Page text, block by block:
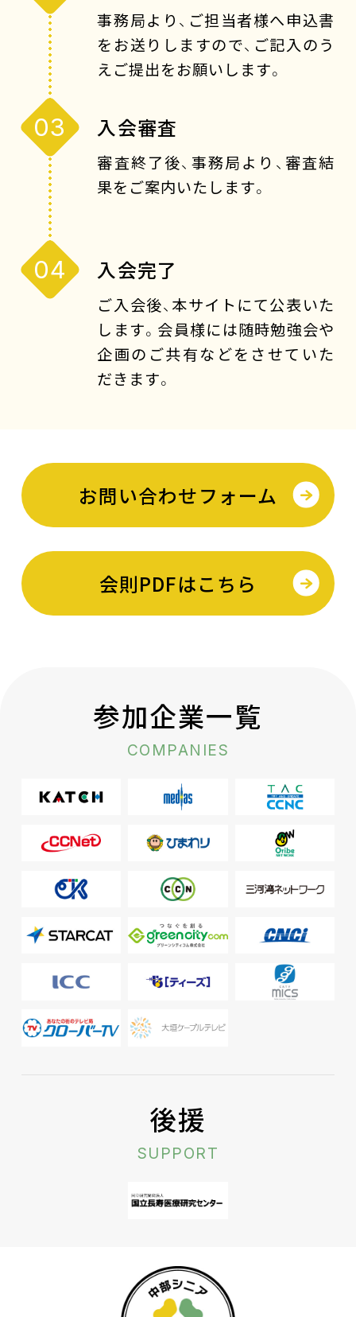
事務局より、ご担当者様へ申込書
をお送りしますので、ご記入のう
えご提出をお願いします。
03 入会審査
審査終了後、事務局より、審査結
果をご案内いたします。
04 入会完了
ご入会後、本サイトにて公表いた
します。会員様には随時勉強会や
企画のご共有などをさせていた
だきます。
お問い合わせフォーム
会則PDFはこちら
参加企業一覧
COMPANIES
後援
SUPPORT